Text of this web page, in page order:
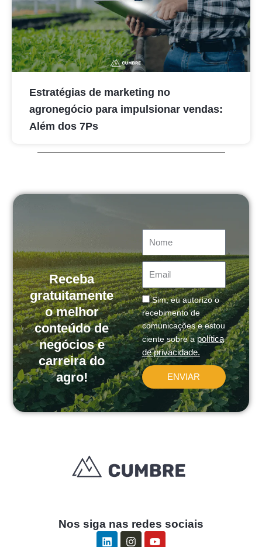
Estratégias de marketing no
agronegócio para impulsionar vendas:
Além dos 7Ps
Receba
gratuitamente
o melhor
conteúdo de
negócios e
carreira do
agro!
Email
Message
Sim, eu autorizo o
recebimento de
comunicações e estou
ciente sobre a política
de privacidade.
ENVIAR
Nos siga nas redes sociais
L
I
Y